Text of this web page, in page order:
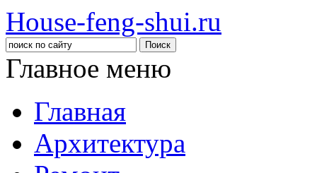
House-feng-shui.ru
Главное меню
Главная
Архитектура